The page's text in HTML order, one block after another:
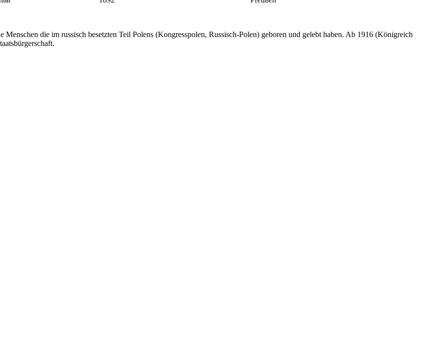
Menschen die im russisch besetzten Teil Polens (Kongresspolen, Russisch-Polen) geboren und gelebt haben. Ab 1916 (Königreich